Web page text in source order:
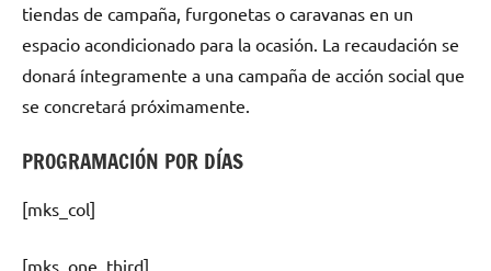
tiendas de campaña, furgonetas o caravanas en un
espacio acondicionado para la ocasión. La recaudación se
donará íntegramente a una campaña de acción social que
se concretará próximamente.
PROGRAMACIÓN POR DÍAS
[mks_col]
[mks_one_third]